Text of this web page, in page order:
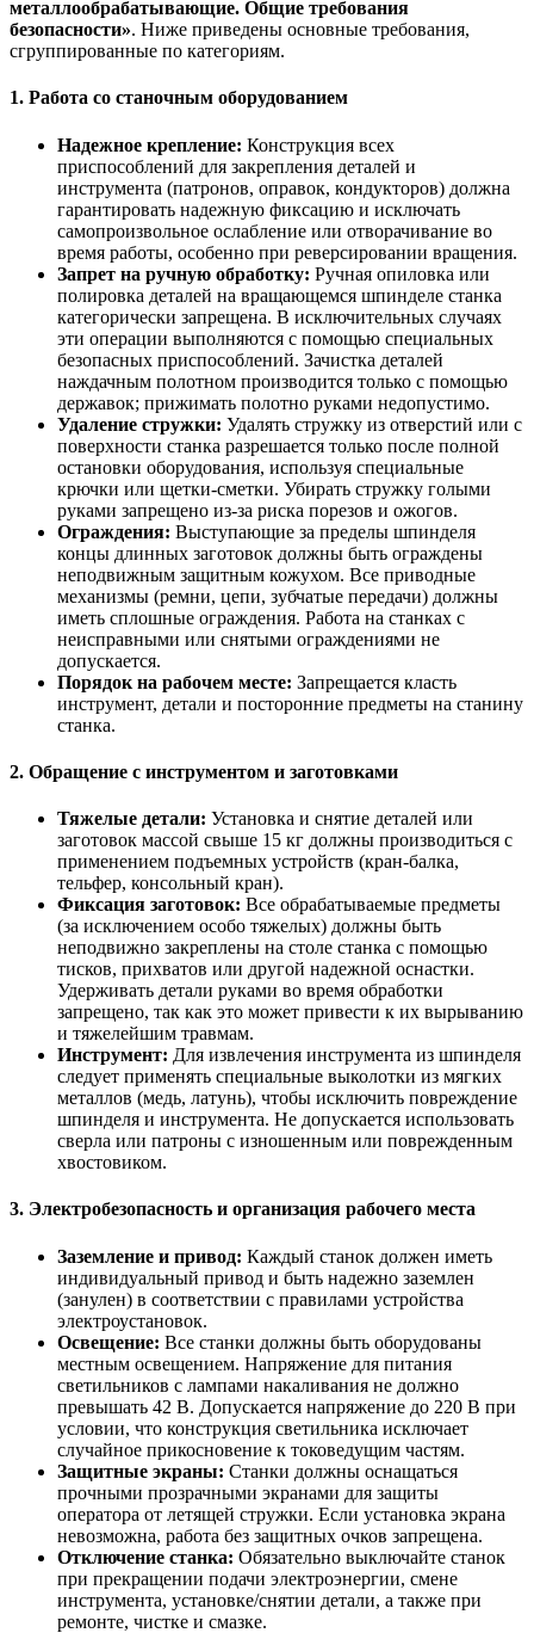
металлообрабатывающие. Общие требования
безопасности». Ниже приведены основные требования,
сгруппированные по категориям.
1. Работа со станочным оборудованием
Надежное крепление: Конструкция всех
приспособлений для закрепления деталей и
инструмента (патронов, оправок, кондукторов) должна
гарантировать надежную фиксацию и исключать
самопроизвольное ослабление или отворачивание во
время работы, особенно при реверсировании вращения.
Запрет на ручную обработку: Ручная опиловка или
полировка деталей на вращающемся шпинделе станка
категорически запрещена. В исключительных случаях
эти операции выполняются с помощью специальных
безопасных приспособлений. Зачистка деталей
наждачным полотном производится только с помощью
державок; прижимать полотно руками недопустимо.
Удаление стружки: Удалять стружку из отверстий или с
поверхности станка разрешается только после полной
остановки оборудования, используя специальные
крючки или щетки-сметки. Убирать стружку голыми
руками запрещено из-за риска порезов и ожогов.
Ограждения: Выступающие за пределы шпинделя
концы длинных заготовок должны быть ограждены
неподвижным защитным кожухом. Все приводные
механизмы (ремни, цепи, зубчатые передачи) должны
иметь сплошные ограждения. Работа на станках с
неисправными или снятыми ограждениями не
допускается.
Порядок на рабочем месте: Запрещается класть
инструмент, детали и посторонние предметы на станину
станка.
2. Обращение с инструментом и заготовками
Тяжелые детали: Установка и снятие деталей или
заготовок массой свыше 15 кг должны производиться с
применением подъемных устройств (кран-балка,
тельфер, консольный кран).
Фиксация заготовок: Все обрабатываемые предметы
(за исключением особо тяжелых) должны быть
неподвижно закреплены на столе станка с помощью
тисков, прихватов или другой надежной оснастки.
Удерживать детали руками во время обработки
запрещено, так как это может привести к их вырыванию
и тяжелейшим травмам.
Инструмент: Для извлечения инструмента из шпинделя
следует применять специальные выколотки из мягких
металлов (медь, латунь), чтобы исключить повреждение
шпинделя и инструмента. Не допускается использовать
сверла или патроны с изношенным или поврежденным
хвостовиком.
3. Электробезопасность и организация рабочего места
Заземление и привод: Каждый станок должен иметь
индивидуальный привод и быть надежно заземлен
(занулен) в соответствии с правилами устройства
электроустановок.
Освещение: Все станки должны быть оборудованы
местным освещением. Напряжение для питания
светильников с лампами накаливания не должно
превышать 42 В. Допускается напряжение до 220 В при
условии, что конструкция светильника исключает
случайное прикосновение к токоведущим частям.
Защитные экраны: Станки должны оснащаться
прочными прозрачными экранами для защиты
оператора от летящей стружки. Если установка экрана
невозможна, работа без защитных очков запрещена.
Отключение станка: Обязательно выключайте станок
при прекращении подачи электроэнергии, смене
инструмента, установке/снятии детали, а также при
ремонте, чистке и смазке.